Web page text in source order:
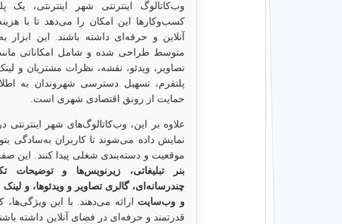
وب‌کاتالوگ اینترنتی شهر اینترنتی،
کسب‌وکارها این امکان را می‌دهد تا با
آنلاین و حرفه‌ای داشته باشند. این
متوسط طراحی شده و شامل امکاناتی
تصاویر، ویدئو، نقشه، نظرات مشتریان و
پلتفرم، تسهیل دسترسی شهروندان به
حمایت از رونق اقتصادی شهری است.
علاوه بر این، وب‌کاتالوگ‌های شهر اینترنتی
نمایش داده می‌شوند تا کاربران به‌سادگی
موقعیت و دسته‌بندی شغلی پیدا کنند. این
بنر تبلیغاتی، زیرنویس‌ها و توضیحات
چندرسانه‌ای، گالری تصاویر و ویدئوها، و
و وب‌سایت ارائه می‌دهند. با این
قدرتمند و حرفه‌ای در فضای آنلاین داشته